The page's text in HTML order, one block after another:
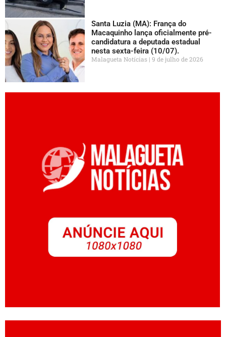
Santa Luzia (MA): França do
Macaquinho lança oficialmente pré-
candidatura a deputada estadual
nesta sexta-feira (10/07).
Malagueta Notícias 9 de julho de 2026